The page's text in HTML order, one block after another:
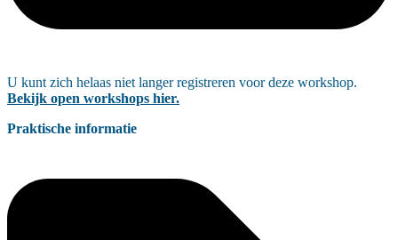
U kunt zich helaas niet langer registreren voor deze workshop.
Bekijk open workshops hier.
Praktische informatie